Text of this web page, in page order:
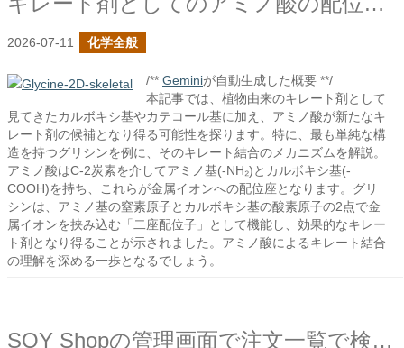
2026-07-11 化学全般
/** Geminiが自動生成した概要 **/
本記事では、植物由来のキレート剤として
見てきたカルボキシ基やカテコール基に加え、アミノ酸が新たなキ
レート剤の候補となり得る可能性を探ります。特に、最も単純な構
造を持つグリシンを例に、そのキレート結合のメカニズムを解説。
アミノ酸はC-2炭素を介してアミノ基(-NH₂)とカルボキシ基(-
COOH)を持ち、これらが金属イオンへの配位座となります。グリ
シンは、アミノ基の窒素原子とカルボキシ基の酸素原子の2点で金
属イオンを挟み込む「二座配位子」として機能し、効果的なキレー
ト剤となり得ることが示されました。アミノ酸によるキレート結合
の理解を深める一歩となるでしょう。
SOY Shopの管理画面で注文一覧で検索条件がある時のみ注文一覧を表示する設定を追加しました